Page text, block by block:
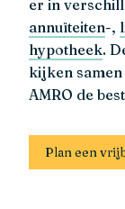
er in
annuïteiten-,
hypotheek.
kijken
AMRO de
Plan een